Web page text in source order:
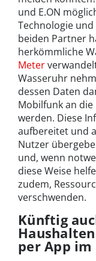
und E.ON
Technologie
beiden Partner
herkömmliche
Meter
Wasseruhr
dessen Daten
Mobilfunk an
werden. Diese
aufbereitet und
Nutzer
und, wenn
diese Weise
zudem,
verschwenden.
Künftig
per App